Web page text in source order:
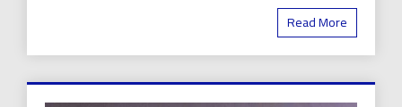
Read More